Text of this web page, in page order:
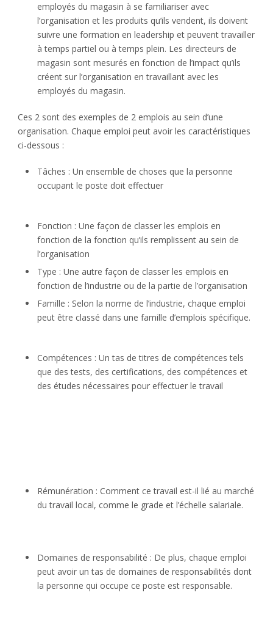
employés du magasin à se familiariser avec
l’organisation et les produits qu’ils vendent, ils doivent
suivre une formation en leadership et peuvent travailler
à temps partiel ou à temps plein. Les directeurs de
magasin sont mesurés en fonction de l’impact qu’ils
créent sur l’organisation en travaillant avec les
employés du magasin.
Ces 2 sont des exemples de 2 emplois au sein d’une
organisation. Chaque emploi peut avoir les caractéristiques
ci-dessous :
Tâches : Un ensemble de choses que la personne
occupant le poste doit effectuer
Fonction : Une façon de classer les emplois en
fonction de la fonction qu’ils remplissent au sein de
l’organisation
Type : Une autre façon de classer les emplois en
fonction de l’industrie ou de la partie de l’organisation
Famille : Selon la norme de l’industrie, chaque emploi
peut être classé dans une famille d’emplois spécifique.
Compétences : Un tas de titres de compétences tels
que des tests, des certifications, des compétences et
des études nécessaires pour effectuer le travail
Rémunération : Comment ce travail est-il lié au marché
du travail local, comme le grade et l’échelle salariale.
Domaines de responsabilité : De plus, chaque emploi
peut avoir un tas de domaines de responsabilités dont
la personne qui occupe ce poste est responsable.